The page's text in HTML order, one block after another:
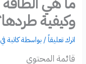
وكيفية
اترك تعليقاً/ بواسطة كاتبة
قائمة المحتوى